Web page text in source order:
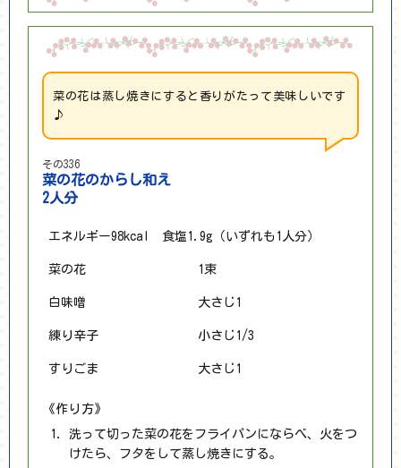
菜の花は蒸し焼きにすると香りがたって美味しいです
♪
その336
菜の花のからし和え
2人分
エネルギー98kcal 食塩1.9g（いずれも1人分）
菜の花 1束
白味噌 大さじ1
練り辛子 小さじ1/3
すりごま 大さじ1
《作り方》
洗って切った菜の花をフライパンにならべ、火をつ
けたら、フタをして蒸し焼きにする。